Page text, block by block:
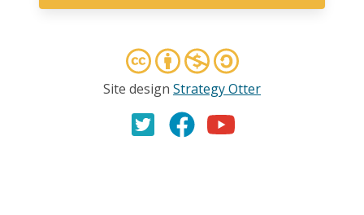
Site design Strategy Otter